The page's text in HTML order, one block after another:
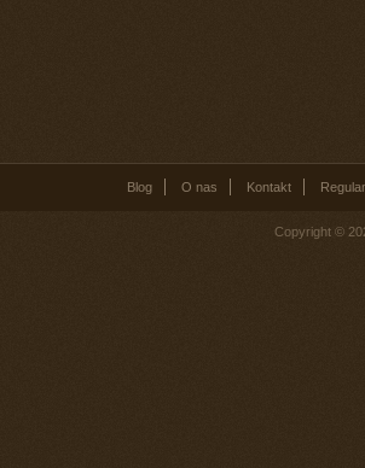
Blog O nas Kontakt
Copyright ©